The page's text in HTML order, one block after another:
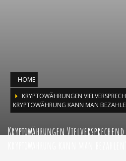
HOME
KRYPTOWÄHRUNGEN
KRYPTOWÄHRUNG KANN MAN
Kryptowährungen